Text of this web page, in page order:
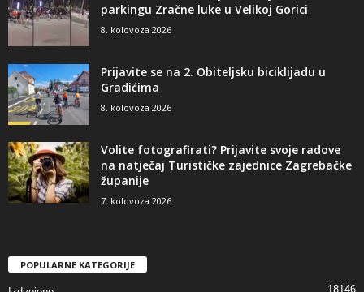
parkingu Zračne luke u Velikoj Gorici
8. kolovoza 2026
Prijavite se na 2. Obiteljsku biciklijadu u
Gradićima
8. kolovoza 2026
Volite fotografirati? Prijavite svoje radove
na natječaj Turističke zajednice Zagrebačke
županije
7. kolovoza 2026
POPULARNE KATEGORIJE
18146